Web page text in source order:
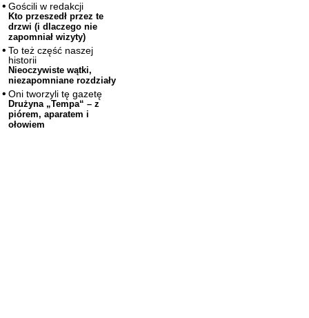
Gościli w redakcji
Kto przeszedł przez te
drzwi (i dlaczego nie
zapomniał wizyty)
To też część naszej
historii
Nieoczywiste wątki,
niezapomniane rozdziały
Oni tworzyli tę gazetę
Drużyna „Tempa“ – z
piórem, aparatem i
ołowiem